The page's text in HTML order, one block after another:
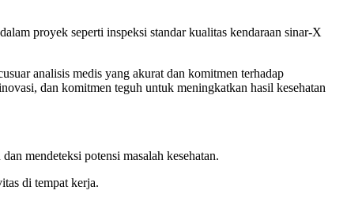
proyek seperti inspeksi standar kualitas kendaraan sinar-X
analisis medis yang akurat dan komitmen terhadap
dan komitmen teguh untuk meningkatkan hasil kesehatan
mendeteksi potensi masalah kesehatan.
di tempat kerja.